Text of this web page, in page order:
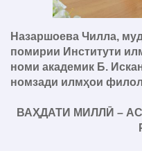
Назаршоева Чилла,
помирии Институти
номи академик Б.
номзади илмҳои
ВАҲДАТИ МИЛЛӢ –